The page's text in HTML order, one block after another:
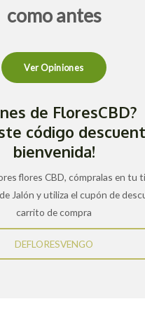
como antes
Ver Opiniones
de FloresCBD?
código
bienvenida!
flores CBD, cómpralas en tu
Jalón y utiliza el cupón de
carrito de compra
DEFLORESVENGO